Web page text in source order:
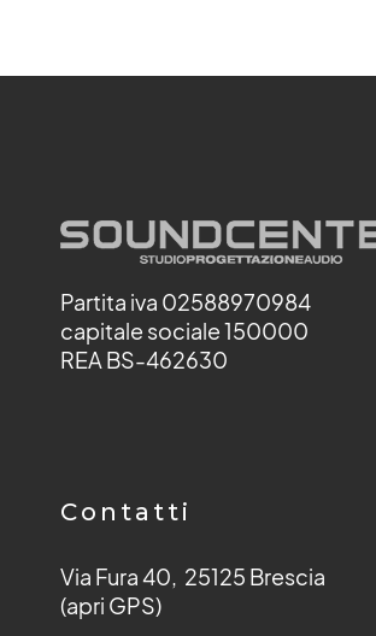
Partita iva 02588970984
capitale sociale 150000
REA BS-462630
Contatti
Via Fura 40, 25125 Brescia
(apri GPS)